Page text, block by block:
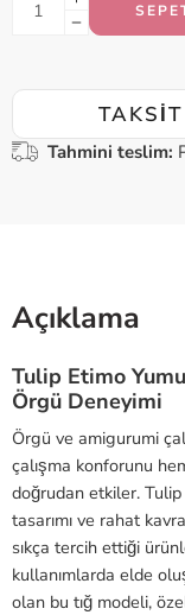
Tahmini teslim:
Açıklama
Tulip Etimo
Örgü Deneyimi
Örgü ve amigurumi
çalışma konforunu
doğrudan etkiler. Tulip
tasarımı ve rahat
sıkça tercih ettiği
kullanımlarda elde
olan bu tığ modeli,